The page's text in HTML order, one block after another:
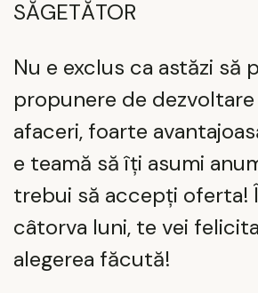
SĂGETĂTOR
Nu e exclus ca astăzi să
propunere de dezvoltare
afaceri, foarte
e teamă să îți asumi
trebui să accepți oferta!
câtorva luni, te vei
alegerea făcută!